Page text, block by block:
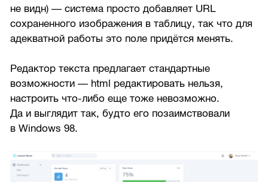
не видн) — система просто добавляет URL
сохраненного изображения в таблицу, так что для
адекватной работы это поле придётся менять.
Редактор текста предлагает стандартные
возможности — html редактировать нельзя,
настроить что-либо еще тоже невозможно.
Да и выглядит так, будто его позаимствовали
в Windows 98.